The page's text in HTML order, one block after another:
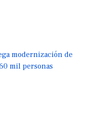
modernización de
mil personas